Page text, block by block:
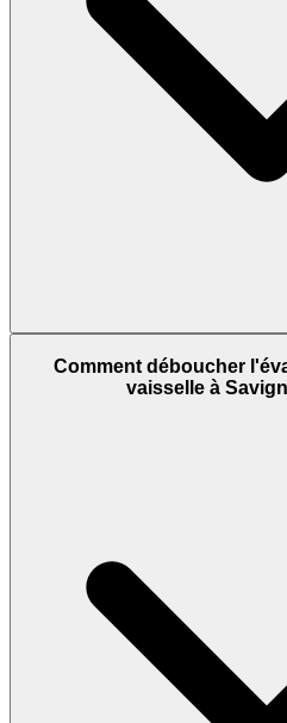
Comment déboucher
vaisselle à